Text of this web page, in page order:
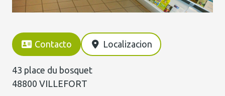
Contacto Localizacion
43 place du bosquet
48800 VILLEFORT